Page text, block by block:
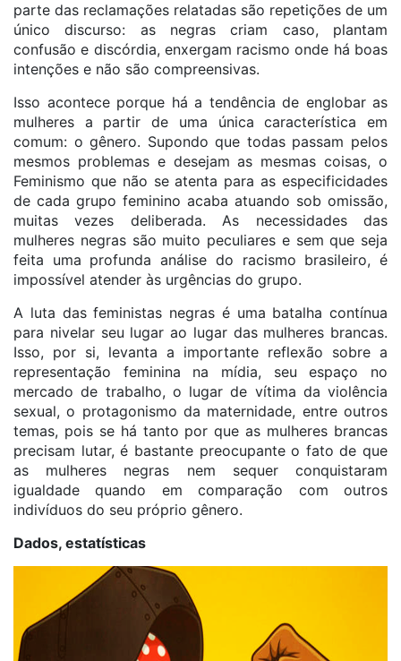
parte das reclamações relatadas são repetições de um
único discurso: as negras criam caso, plantam
confusão e discórdia, enxergam racismo onde há boas
intenções e não são compreensivas.
Isso acontece porque há a tendência de englobar as
mulheres a partir de uma única característica em
comum: o gênero. Supondo que todas passam pelos
mesmos problemas e desejam as mesmas coisas, o
Feminismo que não se atenta para as especificidades
de cada grupo feminino acaba atuando sob omissão,
muitas vezes deliberada. As necessidades das
mulheres negras são muito peculiares e sem que seja
feita uma profunda análise do racismo brasileiro, é
impossível atender às urgências do grupo.
A luta das feministas negras é uma batalha contínua
para nivelar seu lugar ao lugar das mulheres brancas.
Isso, por si, levanta a importante reflexão sobre a
representação feminina na mídia, seu espaço no
mercado de trabalho, o lugar de vítima da violência
sexual, o protagonismo da maternidade, entre outros
temas, pois se há tanto por que as mulheres brancas
precisam lutar, é bastante preocupante o fato de que
as mulheres negras nem sequer conquistaram
igualdade quando em comparação com outros
indivíduos do seu próprio gênero.
Dados, estatísticas